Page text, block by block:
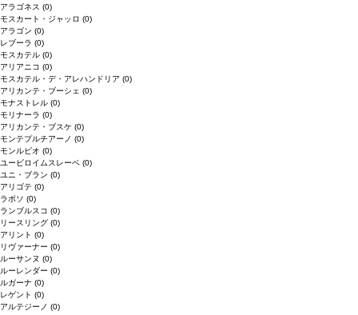
アラゴネス (0)
モスカート・ジャッロ (0)
アラゴン (0)
レブーラ (0)
モスカテル (0)
アリアニコ (0)
モスカテル・デ・アレハンドリア (0)
アリカンテ・ブーシェ (0)
モナストレル (0)
モリナーラ (0)
アリカンテ・ブスケ (0)
モンテプルチアーノ (0)
モンルビオ (0)
ユービロイムスレーベ (0)
ユニ・ブラン (0)
アリゴテ (0)
ラボソ (0)
ランブルスコ (0)
リースリング (0)
アリント (0)
リヴァーナー (0)
ルーサンヌ (0)
ルーレンダー (0)
ルガーナ (0)
レゲント (0)
アルテジーノ (0)